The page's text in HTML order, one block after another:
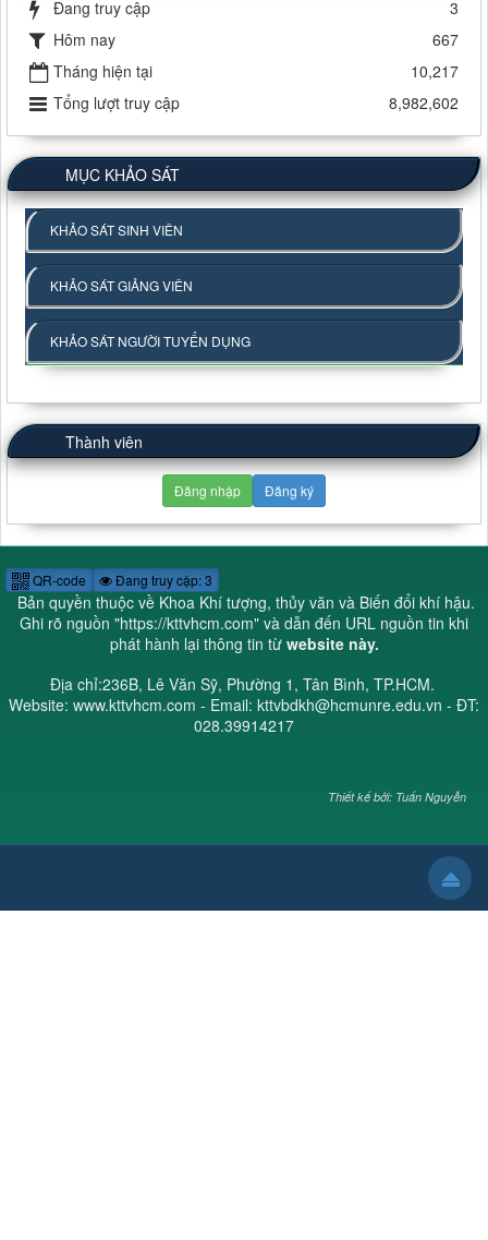
Đang truy cập
3
Hôm nay
667
Tháng hiện tại
10,217
Tổng lượt truy cập
8,982,602
MỤC KHẢO SÁT
KHẢO SÁT SINH VIÊN
KHẢO SÁT GIẢNG VIÊN
KHẢO SÁT NGƯỜI TUYỂN DỤNG
Thành viên
Đăng nhập Đăng ký
QR-code Đang truy cập: 3
Bản quyền thuộc về Khoa Khí tượng, thủy văn và Biến đổi khí hậu.
Ghi rõ nguồn "https://kttvhcm.com" và dẫn đến URL nguồn tin khi
phát hành lại thông tin từ website này.
Địa chỉ:236B, Lê Văn Sỹ, Phường 1, Tân Bình, TP.HCM.
Website: www.kttvhcm.com - Email: kttvbdkh@hcmunre.edu.vn - ĐT:
028.39914217
Thiết kế bởi: Tuấn Nguyễn